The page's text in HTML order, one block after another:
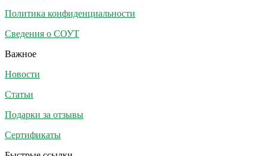
Политика конфиденциальности
Сведения о СОУТ
Важное
Новости
Статьи
Подарки за отзывы
Сертификаты